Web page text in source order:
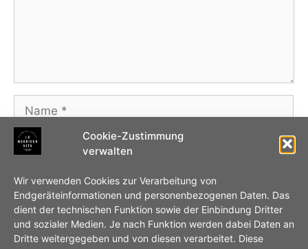
Cookie-Zustimmung
verwalten
Wir verwenden Cookies zur Verarbeitung von
Endgeräteinformationen und personenbezogenen Daten. Das
dient der technischen Funktion sowie der Einbindung Dritter
und sozialer Medien. Je nach Funktion werden dabei Daten an
Dritte weitergegeben und von diesen verarbeitet. Diese
E-
Mail-
Adresse
Website
Name, E-Mail-Adresse und Website in diesem
Browser für meinen nächsten Kommentar